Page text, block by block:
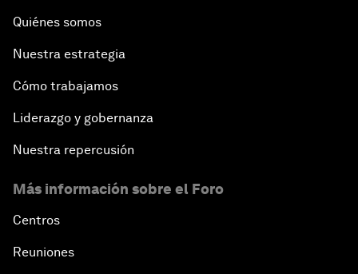
Quiénes somos
Nuestra estrategia
Cómo trabajamos
Liderazgo y gobernanza
Nuestra repercusión
Más información sobre el Foro
Centros
Reuniones